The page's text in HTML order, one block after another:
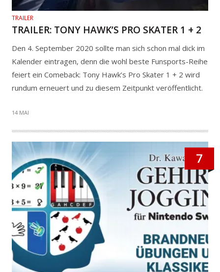
TRAILER
TRAILER: TONY HAWK’S PRO SKATER 1 + 2
Den 4. September 2020 sollte man sich schon mal dick im
Kalender eintragen, denn die wohl beste Funsports-Reihe
feiert ein Comeback: Tony Hawk’s Pro Skater 1 + 2 wird
rundum erneuert und zu diesem Zeitpunkt veröffentlicht.
14 MAI
7